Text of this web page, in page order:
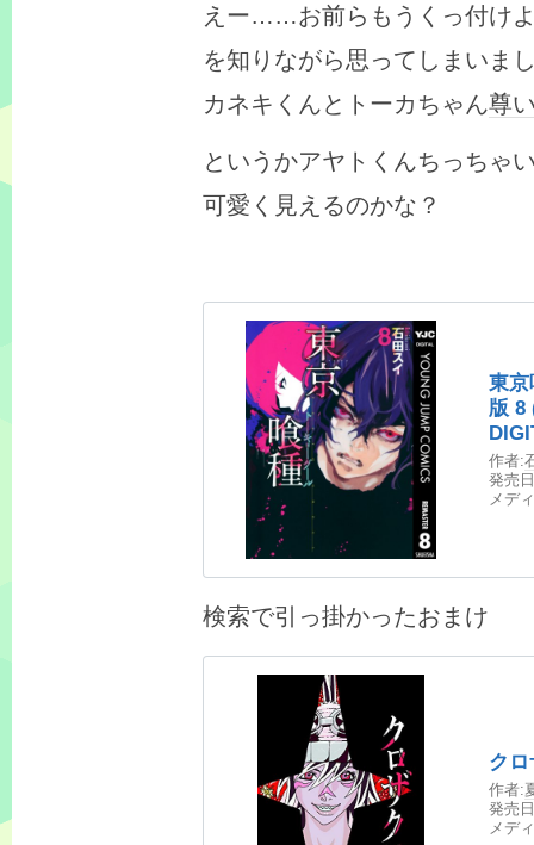
えー……お前らもうくっ付け
を知りながら思ってしまいま
カネキくんとトーカちゃん尊
というかアヤトくんちっちゃ
可愛く見えるのかな？
東京
版 8
作者:
発売
メデ
検索で引っ掛かったおまけ
ク
作者:
発売
メデ